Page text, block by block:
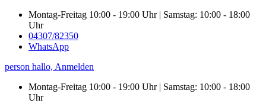
Montag-Freitag 10:00 - 19:00 Uhr | Samstag: 10:00 - 18:00
Uhr
04307/82350
WhatsApp
person hallo, Anmelden
Montag-Freitag 10:00 - 19:00 Uhr | Samstag: 10:00 - 18:00
Uhr